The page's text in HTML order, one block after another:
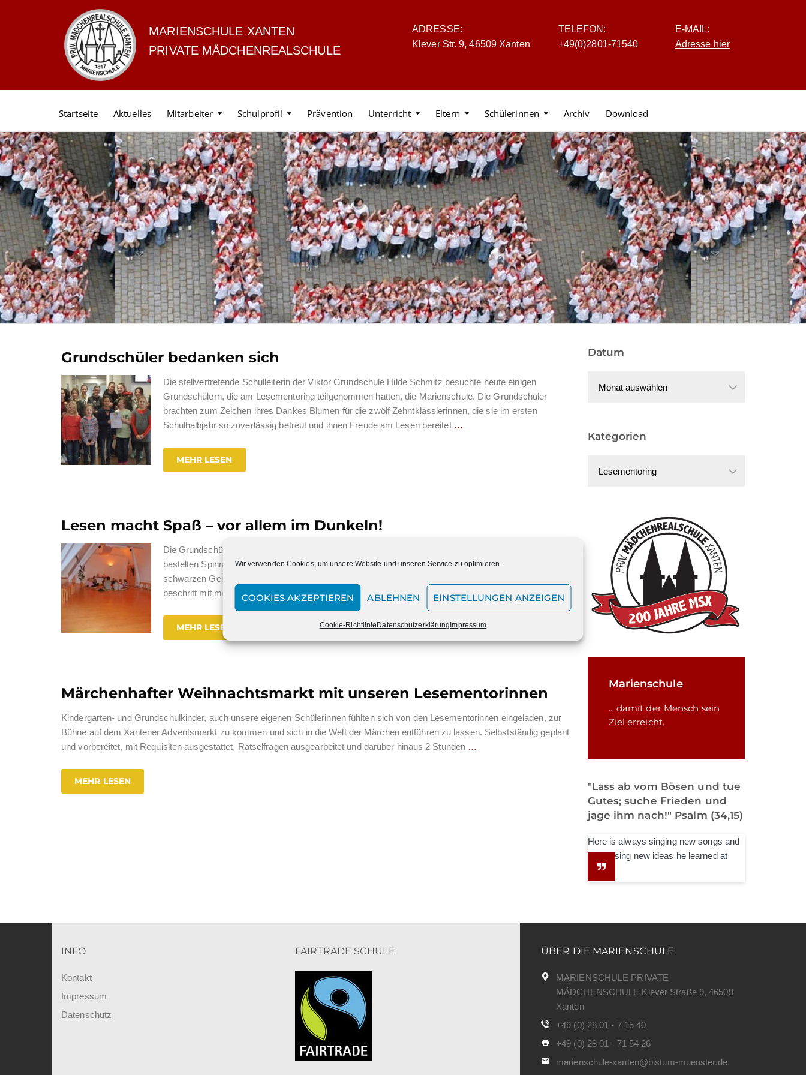
Wir verwenden Cookies, um unsere Website und unseren Service zu optimieren.
COOKIES AKZEPTIEREN ABLEHNEN EINSTELLUNGEN ANZEIGEN
Cookie-Richtlinie Datenschutzerklärung Impressum
MARIENSCHULE XANTEN
PRIVATE MÄDCHENREALSCHULE
ADRESSE:
Klever Str. 9, 46509 Xanten
TELEFON:
+49(0)2801-71540
E-MAIL:
Adresse hier
Startseite Aktuelles Mitarbeiter Schulprofil Prävention Unterricht Eltern Schülerinnen Archiv Download
Grundschüler bedanken sich
Die stellvertretende Schulleiterin der Viktor Grundschule Hilde Schmitz besuchte heute einigen
Grundschülern, die am Lesementoring teilgenommen hatten, die Marienschule. Die Grundschüler
brachten zum Zeichen ihres Dankes Blumen für die zwölf Zehntklässlerinnen, die sie im ersten
Schulhalbjahr so zuverlässig betreut und ihnen Freude am Lesen bereitet …
MEHR LESEN
Lesen macht Spaß – vor allem im Dunkeln!
Die Grundschüler und Schülerinnen gruselten sich bei Gespenstergeschichten im Kerzenlicht,
bastelten Spinnen und Monster, backten eigene Vampirmuffins, begaben sich auf die Suche nach
schwarzen Geheimbotschaften und dem lang vermissten Marienschulschatz und – wer sich traute –
beschritt mit mehr oder weniger zittrigen Knien die Geisterbahn, …
MEHR LESEN
Märchenhafter Weihnachtsmarkt mit unseren Lesementorinnen
Kindergarten- und Grundschulkinder, auch unsere eigenen Schülerinnen fühlten sich von den Lesementorinnen eingeladen, zur
Bühne auf dem Xantener Adventsmarkt zu kommen und sich in die Welt der Märchen entführen zu lassen. Selbstständig geplant
und vorbereitet, mit Requisiten ausgestattet, Rätselfragen ausgearbeitet und darüber hinaus 2 Stunden …
MEHR LESEN
Datum
Kategorien
Marienschule
... damit der Mensch sein
Ziel erreicht.
"Lass ab vom Bösen und tue
Gutes; suche Frieden und
jage ihm nach!" Psalm (34,15)
Here is always singing new songs and
expressing new ideas he learned at
school.
INFO
Kontakt
Impressum
Datenschutz
FAIRTRADE SCHULE ÜBER DIE MARIENSCHULE
MARIENSCHULE PRIVATE
MÄDCHENSCHULE Klever Straße 9, 46509
Xanten
+49 (0) 28 01 - 7 15 40
+49 (0) 28 01 - 71 54 26
marienschule-xanten@bistum-muenster.de